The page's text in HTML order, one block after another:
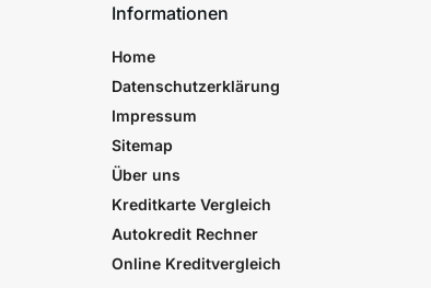
Informationen
Home
Datenschutzerklärung
Impressum
Sitemap
Über uns
Kreditkarte Vergleich
Autokredit Rechner
Online Kreditvergleich